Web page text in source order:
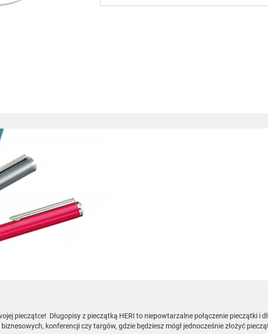
pieczątce! Długopisy z pieczątką HERI to niepowtarzalne połączenie pieczątki i
konferencji czy targów, gdzie będziesz mógł jednocześnie złożyć